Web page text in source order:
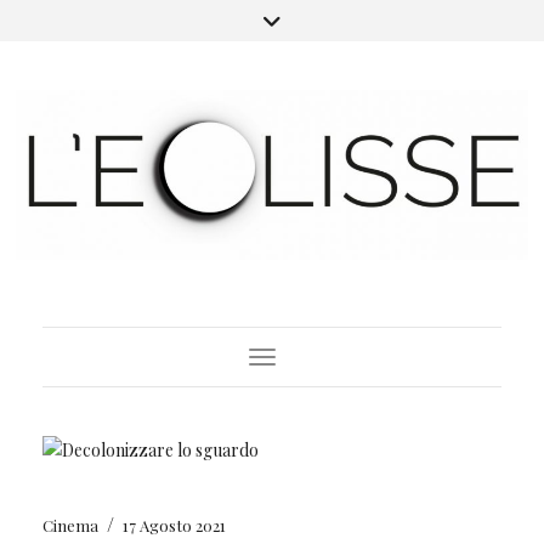
Toggle Navigation
Cinema / 17 Agosto 2021